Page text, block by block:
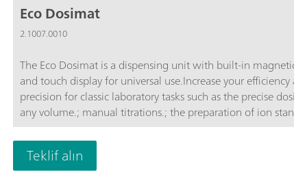
Eco Dosimat
2.1007.0010
The Eco Dosimat is a dispensing unit with built-in magnetic
and touch display for universal use.Increase your efficiency
precision for classic laboratory tasks such as the precise
any volume.; manual titrations.; the preparation of ion
controlled dosing with specified dosing rate.; A report in
accordance with GLP can be stored as a PDF or printed out
the activities listed.Including push-button cable for manual
and dispensing control.Freely selectable cylinder unit with 5,
Teklif alın